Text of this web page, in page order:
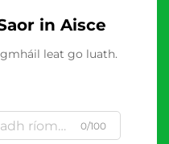
in Aisce
leat go luath.
0/100